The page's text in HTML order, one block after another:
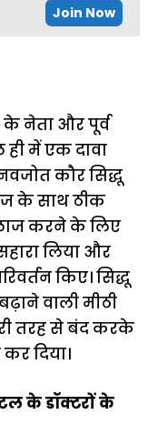
Join Now
के नेता और पूर्व
ही में एक दावा
कौर सिद्धू
के साथ ठीक
करने के लिए
लिया और
किए। सिद्धू
वाली मीठी
तरह से बंद करके
दिया।
के डॉक्टरों के